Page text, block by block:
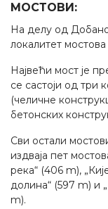
МОСТОВИ:
На делу од
локалитет
Највећи мост је
се састоји од три
(челичне
бетонских
Сви остали
издваја пет
река“ (406 m),
долина“ (597 m) и
m).